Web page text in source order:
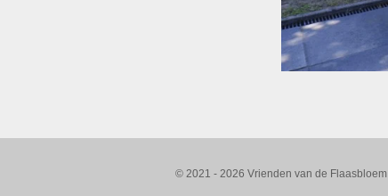
© 2021 - 2026 Vrienden van de Flaasbloem